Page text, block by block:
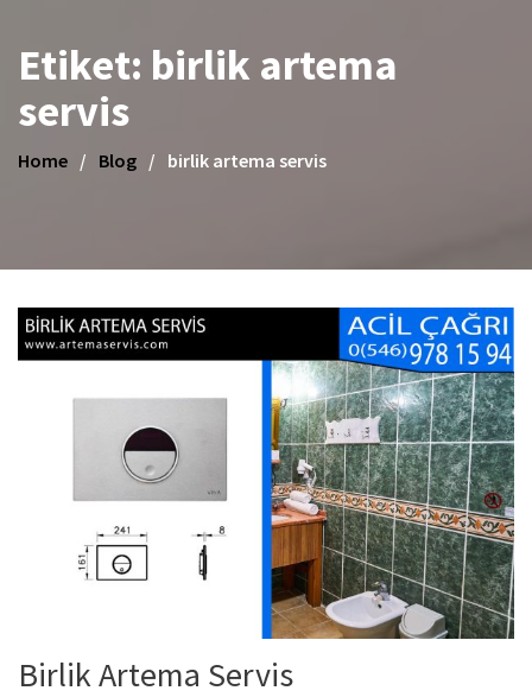
Etiket: birlik artema
servis
Home Blog birlik artema servis
Birlik Artema Servis